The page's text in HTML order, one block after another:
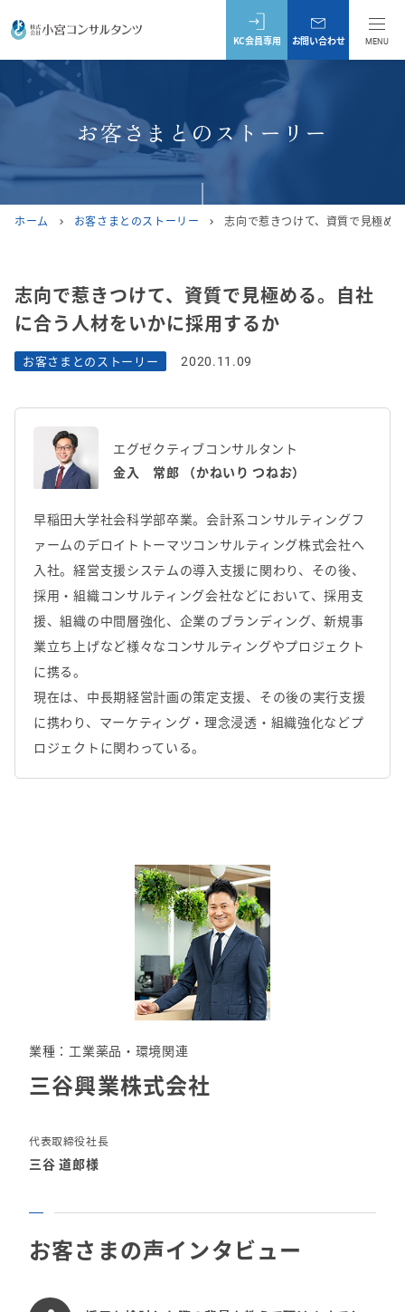
MENU
KC会員専用 お問い合わせ
お客さまとのストーリー
ホーム chevron_right お客さまとのストーリー chevron_right 志向で惹きつけて、資質で見極め
志向で惹きつけて、資質で見極める。自社
に合う人材をいかに採用するか
お客さまとのストーリー 2020.11.09
エグゼクティブコンサルタント
金入 常郎 （かねいり つねお）
早稲田大学社会科学部卒業。会計系コンサルティングフ
ァームのデロイトトーマツコンサルティング株式会社へ
入社。経営支援システムの導入支援に関わり、その後、
採用・組織コンサルティング会社などにおいて、採用支
援、組織の中間層強化、企業のブランディング、新規事
業立ち上げなど様々なコンサルティングやプロジェクト
に携る。
現在は、中長期経営計画の策定支援、その後の実行支援
に携わり、マーケティング・理念浸透・組織強化などプ
ロジェクトに関わっている。
業種：工業薬品・環境関連
三谷興業株式会社
代表取締役社長
三谷 道郎様
お客さまの声インタビュー